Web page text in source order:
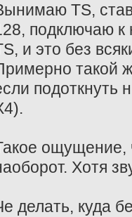
TS,
подключаю к
и это без
такой
подоткнуть
ощущение,
Хотя
делать, куда